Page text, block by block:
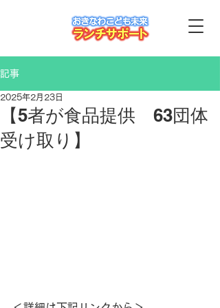
記事
【5者が食品提供 63団体
受け取り】
2025年2月23日